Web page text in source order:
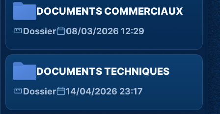
DOCUMENTS COMMERCIAUX
Dossier 08/03/2026 12:29
DOCUMENTS TECHNIQUES
Dossier 14/04/2026 23:17